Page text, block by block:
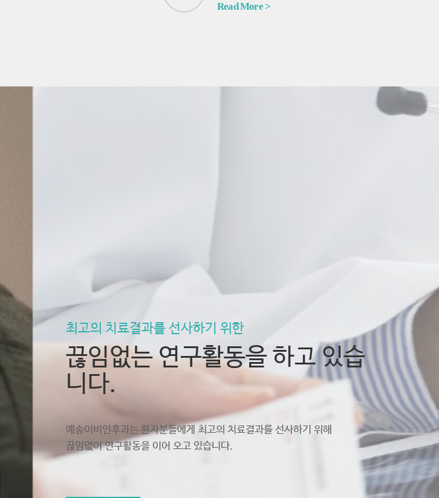
Read More >
최고의 치료결과를 선사하기 위한
끊임없는 연구활동을 하고 있습
니다.
예송이비인후과는 환자분들에게 최고의 치료결과를 선사하기 위해
끊임없이 연구활동을 이어 오고 있습니다.